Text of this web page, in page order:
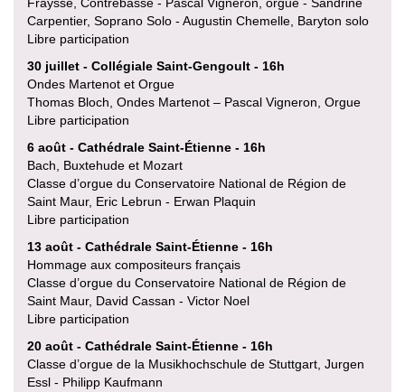
Carpentier, Soprano Solo - Augustin Chemelle, Baryton solo
Libre participation
30 juillet - Collégiale Saint-Gengoult - 16h
Ondes Martenot et Orgue
Thomas Bloch, Ondes Martenot – Pascal Vigneron, Orgue
Libre participation
6 août - Cathédrale Saint-Étienne - 16h
Bach, Buxtehude et Mozart
Classe d’orgue du Conservatoire National de Région de
Saint Maur, Eric Lebrun - Erwan Plaquin
Libre participation
13 août - Cathédrale Saint-Étienne - 16h
Hommage aux compositeurs français
Classe d’orgue du Conservatoire National de Région de
Saint Maur, David Cassan - Victor Noel
Libre participation
20 août - Cathédrale Saint-Étienne - 16h
Classe d’orgue de la Musikhochschule de Stuttgart, Jurgen
Essl - Philipp Kaufmann